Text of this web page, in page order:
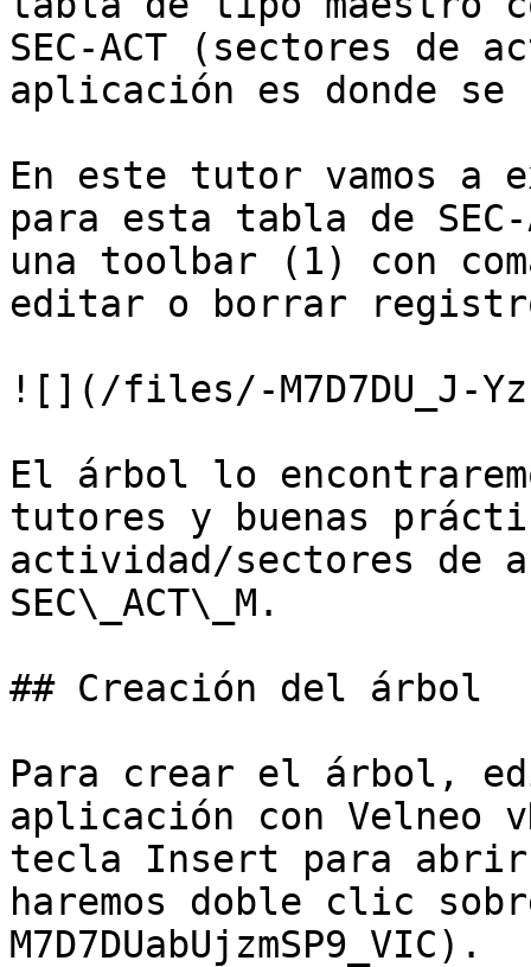
SEC-ACT (sectores de
aplicación es donde
En este tutor vamos a
para esta tabla de SEC-
una toolbar (1) con
editar o borrar
![](/files/-M7D7DU_J-
El árbol lo
tutores y buenas
actividad/sectores de
SEC\_ACT\_M.
## Creación del árbol
Para crear el árbol,
aplicación con Velneo
tecla Insert para
haremos doble clic
M7D7DUabUjzmSP9_VIC).